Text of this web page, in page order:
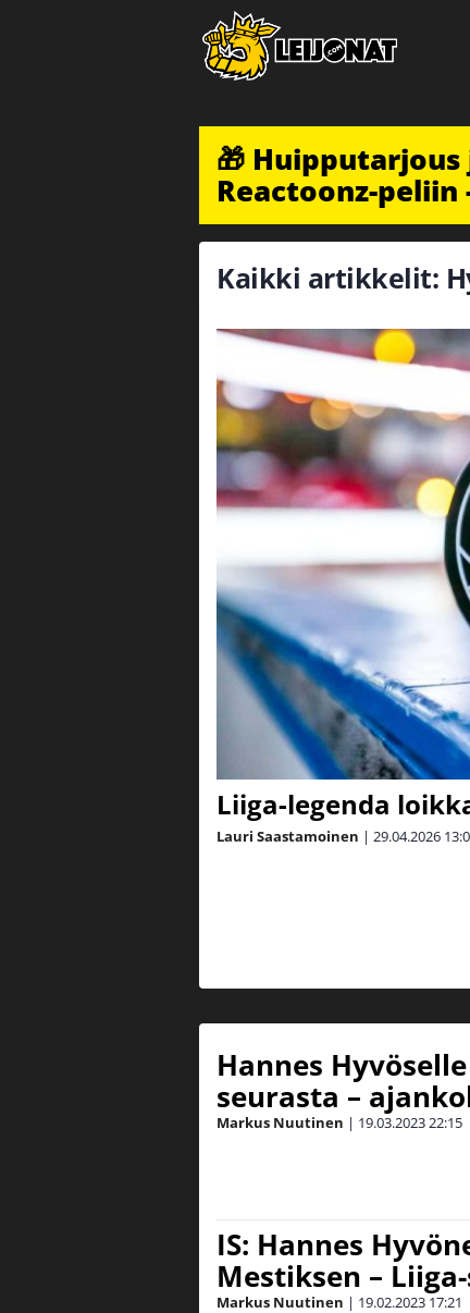
🎁
Reactoonz-peliin
Kaikki artikkelit:
Liiga-legenda
Lauri Saastamoinen | 29.04.2026
Hannes
seurasta –
Markus Nuutinen | 19.03.202322:15
IS: Hannes
Mestiksen –
Markus Nuutinen | 19.02.2023 17:21